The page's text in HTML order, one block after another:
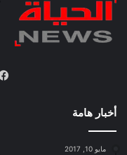
أخبار هامة
مايو 10, 2017